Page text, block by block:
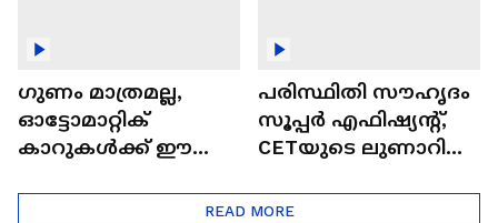
ഗുണം മാത്രമല്ല,
ഓട്ടോമാറ്റിക്
കാറുകൾക്ക് ഈ
പരിസ്ഥിതി സൗഹൃദം
സൂപ്പർ എഫിഷ്യന്റ്,
CETയുടെ ലുണാറിസ്
Eco Marathon 2025
READ MORE